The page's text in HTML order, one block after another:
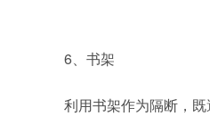
6、书架
利用书架作为隔断，